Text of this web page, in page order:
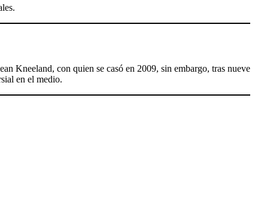
Kneeland, con quien se casó en 2009, sin embargo, tras nueve
en el medio.